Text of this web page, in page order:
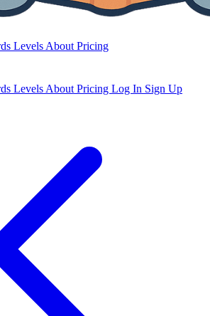
Levels About Pricing
Levels About Pricing Log In Sign Up